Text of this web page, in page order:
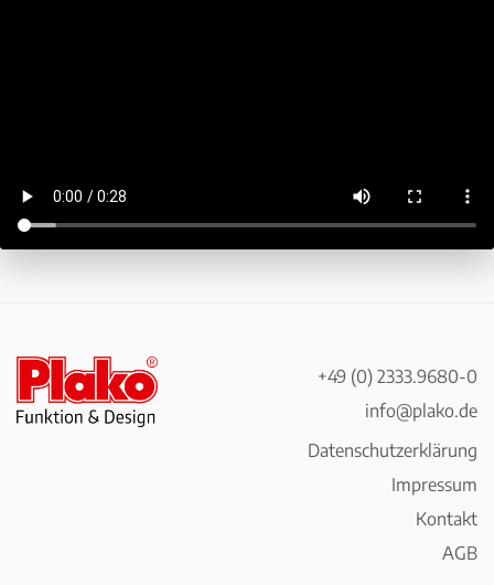
+49 (0) 2333.9680-0
info@plako.de
Datenschutzerklärung
Impressum
Kontakt
AGB